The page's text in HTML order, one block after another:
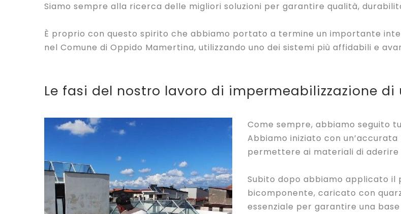
Siamo sempre alla ricerca delle migliori soluzioni per garantire qualità,
È proprio con questo spirito che abbiamo portato a termine un importante
nel Comune di Oppido Mamertina, utilizzando uno dei sistemi più affidabili e
Le fasi del nostro lavoro di impermeabilizzazione
Come sempre, abbiamo seguito
Abbiamo iniziato con
permettere ai materiali di
Subito dopo abbiamo applicato il
bicomponente, caricato con
essenziale per garantire una